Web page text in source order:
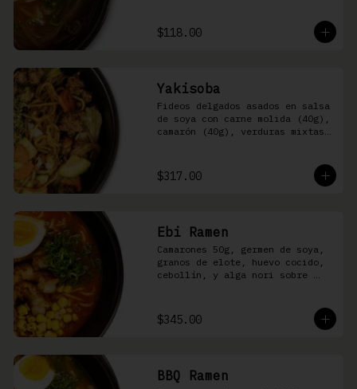
$118.00
Yakisoba
Fideos delgados asados en salsa
de soya con carne molida (40g),
camarón (40g), verduras mixtas
$317.00
Ebi Ramen
Camarones 50g, germen de soya,
granos de elote, huevo cocido,
cebollín, y alga nori sobre
$345.00
BBQ Ramen